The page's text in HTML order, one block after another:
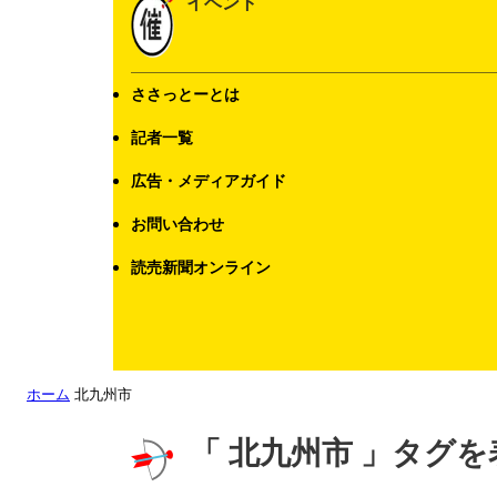
ささっとーとは
記者一覧
広告・メディアガイド
お問い合わせ
読売新聞オンライン
ホーム 北九州市
「 北九州市 」タグ